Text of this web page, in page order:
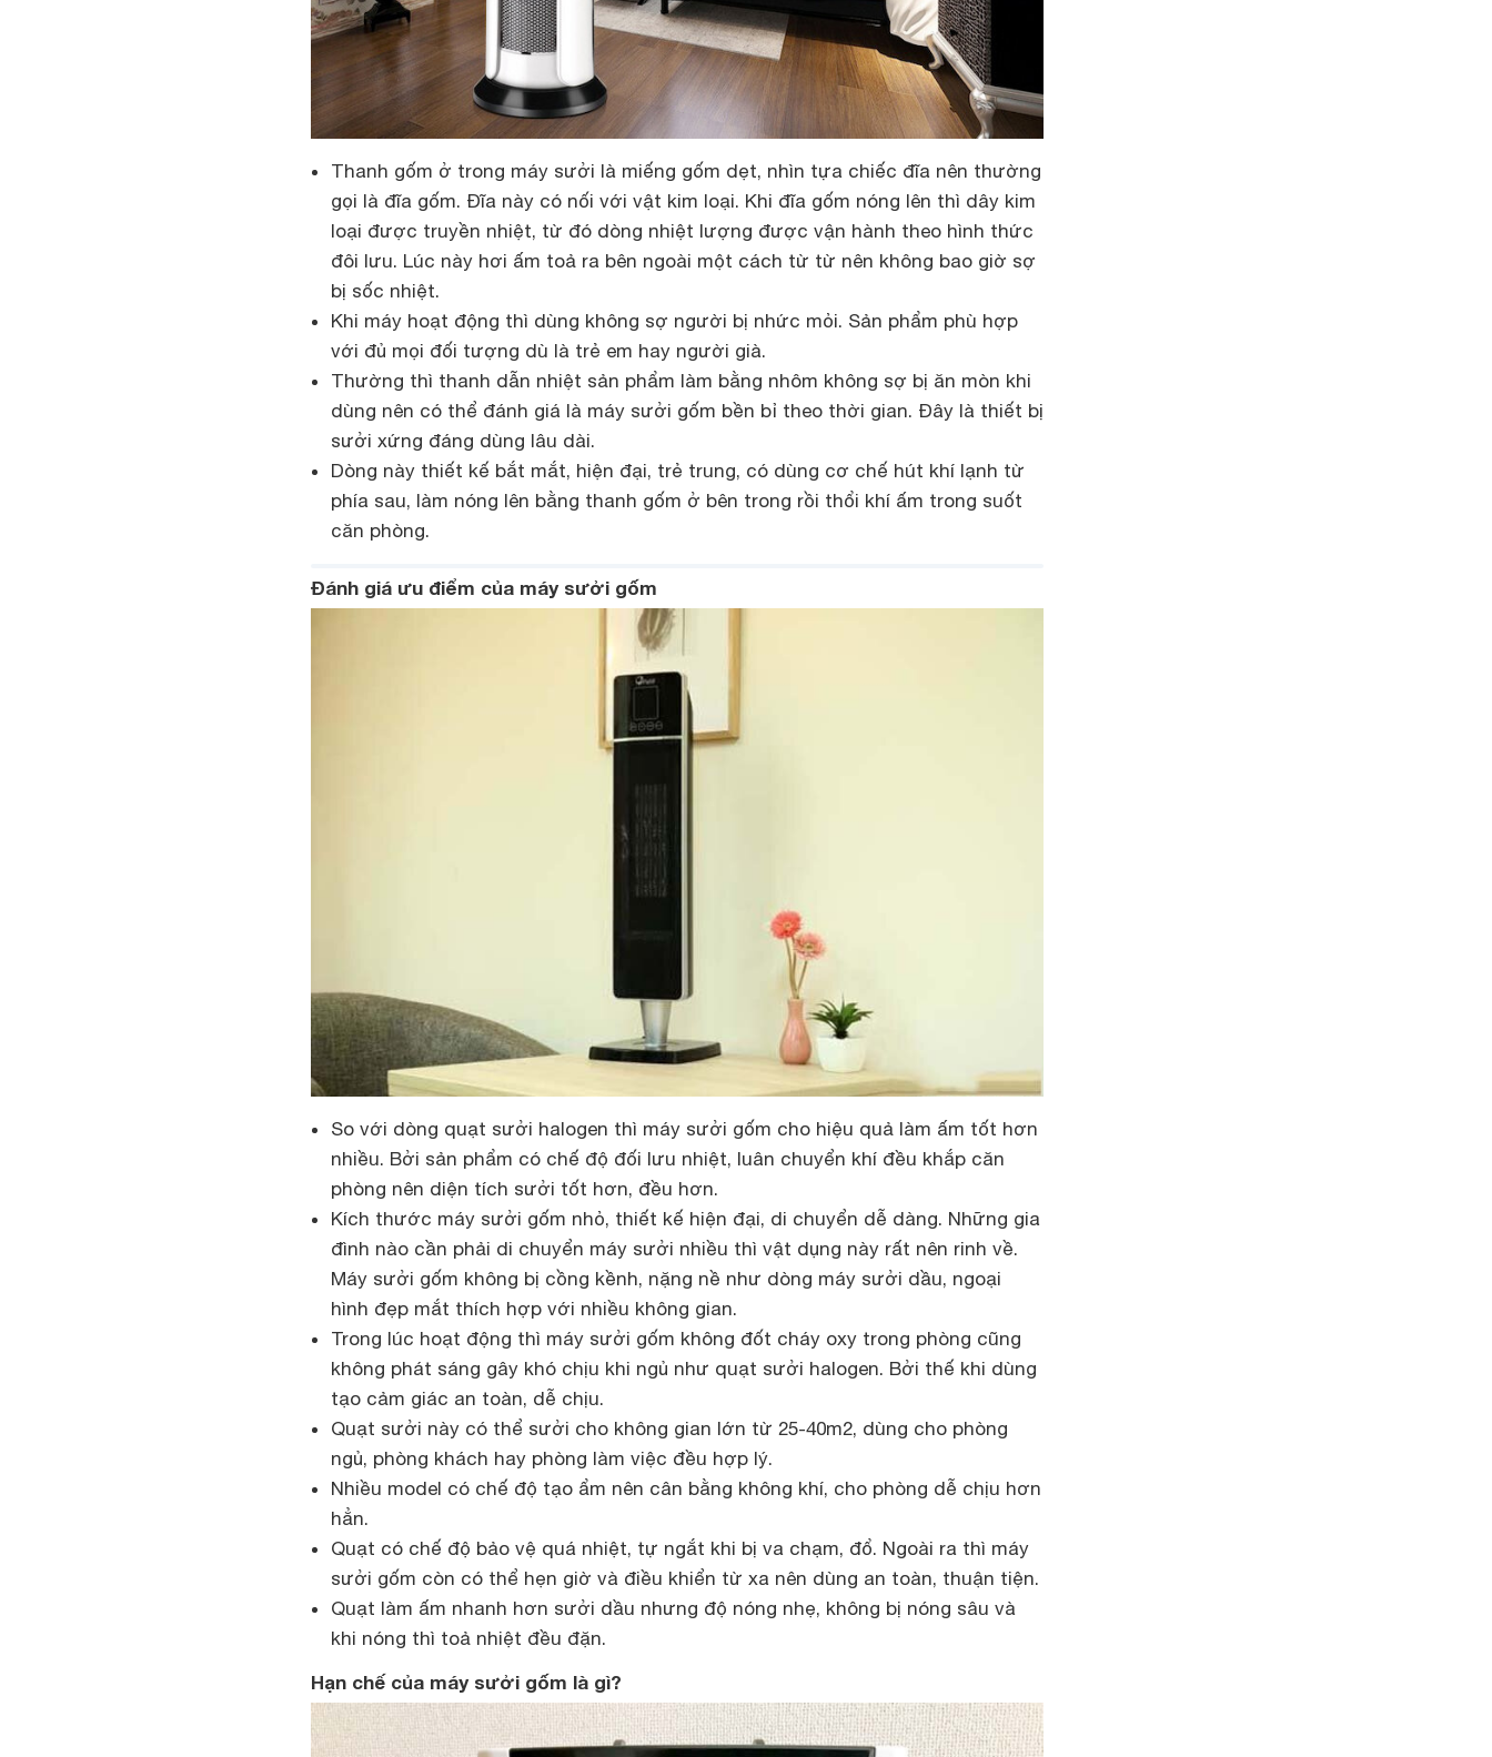
Thanh gốm ở trong máy sưởi là miếng gốm dẹt, nhìn tựa chiếc đĩa nên thường
gọi là đĩa gốm. Đĩa này có nối với vật kim loại. Khi đĩa gốm nóng lên thì dây kim
loại được truyền nhiệt, từ đó dòng nhiệt lượng được vận hành theo hình thức
đôi lưu. Lúc này hơi ấm toả ra bên ngoài một cách từ từ nên không bao giờ sợ
bị sốc nhiệt.
Khi máy hoạt động thì dùng không sợ người bị nhức mỏi. Sản phẩm phù hợp
với đủ mọi đối tượng dù là trẻ em hay người già.
Thường thì thanh dẫn nhiệt sản phẩm làm bằng nhôm không sợ bị ăn mòn khi
dùng nên có thể đánh giá là máy sưởi gốm bền bỉ theo thời gian. Đây là thiết bị
sưởi xứng đáng dùng lâu dài.
Dòng này thiết kế bắt mắt, hiện đại, trẻ trung, có dùng cơ chế hút khí lạnh từ
phía sau, làm nóng lên bằng thanh gốm ở bên trong rồi thổi khí ấm trong suốt
căn phòng.
Đánh giá ưu điểm của máy sưởi gốm
So với dòng quạt sưởi halogen thì máy sưởi gốm cho hiệu quả làm ấm tốt hơn
nhiều. Bởi sản phẩm có chế độ đối lưu nhiệt, luân chuyển khí đều khắp căn
phòng nên diện tích sưởi tốt hơn, đều hơn.
Kích thước máy sưởi gốm nhỏ, thiết kế hiện đại, di chuyển dễ dàng. Những gia
đình nào cần phải di chuyển máy sưởi nhiều thì vật dụng này rất nên rinh về.
Máy sưởi gốm không bị cồng kềnh, nặng nề như dòng máy sưởi dầu, ngoại
hình đẹp mắt thích hợp với nhiều không gian.
Trong lúc hoạt động thì máy sưởi gốm không đốt cháy oxy trong phòng cũng
không phát sáng gây khó chịu khi ngủ như quạt sưởi halogen. Bởi thế khi dùng
tạo cảm giác an toàn, dễ chịu.
Quạt sưởi này có thể sưởi cho không gian lớn từ 25-40m2, dùng cho phòng
ngủ, phòng khách hay phòng làm việc đều hợp lý.
Nhiều model có chế độ tạo ẩm nên cân bằng không khí, cho phòng dễ chịu hơn
hẳn.
Quạt có chế độ bảo vệ quá nhiệt, tự ngắt khi bị va chạm, đổ. Ngoài ra thì máy
sưởi gốm còn có thể hẹn giờ và điều khiển từ xa nên dùng an toàn, thuận tiện.
Quạt làm ấm nhanh hơn sưởi dầu nhưng độ nóng nhẹ, không bị nóng sâu và
khi nóng thì toả nhiệt đều đặn.
Hạn chế của máy sưởi gốm là gì?